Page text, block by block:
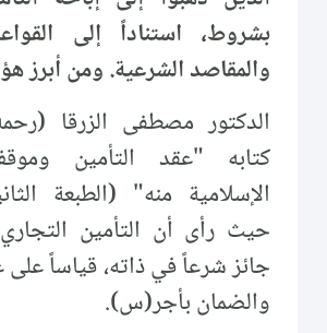
بشروط، استناداً إلى
والمقاصد الشرعية. ومن أبرز
الدكتور مصطفى الزرقا
كتابه "عقد التأمين
حيث رأى أن التأمين
جائز شرعاً في ذاته، قياساً على
والضمان بأجر(س).